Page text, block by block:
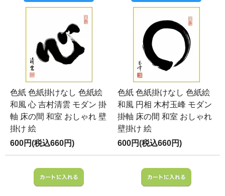
色紙 色紙掛けなし 色紙絵
和風 心 吉村清雲 モダン 掛
軸 床の間 和室 おしゃれ 壁
掛け 絵
600円(税込660円)
色紙 色紙掛けなし 色紙絵
和風 円相 木村玉峰 モダン
掛軸 床の間 和室 おしゃれ
壁掛け 絵
600円(税込660円)